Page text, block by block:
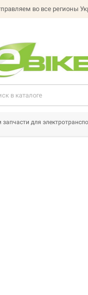
во все регионы
для